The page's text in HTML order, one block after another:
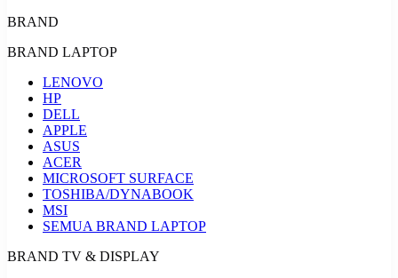
BRAND
BRAND LAPTOP
LENOVO
HP
DELL
APPLE
ASUS
ACER
MICROSOFT SURFACE
TOSHIBA/DYNABOOK
MSI
SEMUA BRAND LAPTOP
BRAND TV & DISPLAY